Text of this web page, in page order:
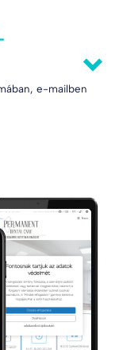
e-mailben